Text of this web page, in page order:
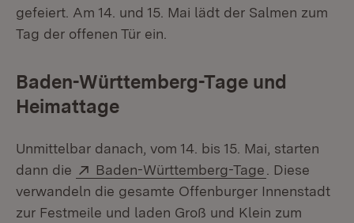
gefeiert. Am 14. und 15. Mai lädt der Salmen zum
Tag der offenen Tür ein.
Baden-Württemberg-Tage und
Heimattage
Unmittelbar danach, vom 14. bis 15. Mai, starten
dann die
Extern:
Baden-Württemberg-Tage (Öffnet in
. Diese
verwandeln die gesamte Offenburger Innenstadt
zur Festmeile und laden Groß und Klein zum